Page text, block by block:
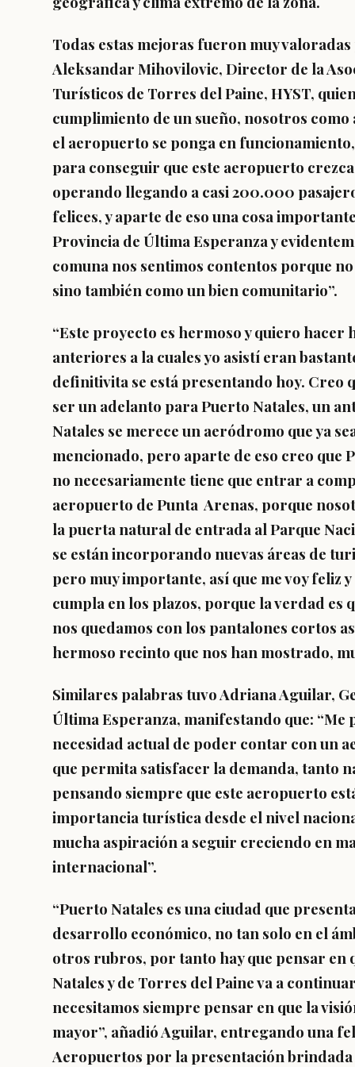
Todas estas mejoras fueron muy
Aleksandar Mihovilovic, Director de la
Turísticos de Torres del Paine, HYST,
cumplimiento de un sueño, nosotros
el aeropuerto se ponga en
para conseguir que este aeropuerto
operando llegando a casi 200.000
felices, y aparte de eso una cosa
Provincia de Última Esperanza y
comuna nos sentimos contentos porque
sino también como un bien comunitario”.
“Este proyecto es hermoso y quiero hacer
anteriores a la cuales yo asistí eran
definitivita se está presentando hoy. Creo
ser un adelanto para Puerto Natales, un
Natales se merece un aeródromo que ya
mencionado, pero aparte de eso creo que
no necesariamente tiene que entrar a
aeropuerto de Punta Arenas, porque
la puerta natural de entrada al Parque
se están incorporando nuevas áreas de
pero muy importante, así que me voy feliz
cumpla en los plazos, porque la verdad es
nos quedamos con los pantalones cortos
hermoso recinto que nos han mostrado,
Similares palabras tuvo Adriana Aguilar,
Última Esperanza, manifestando que: “Me
necesidad actual de poder contar con un
que permita satisfacer la demanda, tanto
pensando siempre que este aeropuerto
importancia turística desde el nivel
mucha aspiración a seguir creciendo en
internacional”.
“Puerto Natales es una ciudad que
desarrollo económico, no tan solo en el
otros rubros, por tanto hay que pensar
Natales y de Torres del Paine va a
necesitamos siempre pensar en que la
mayor”, añadió Aguilar, entregando una
Aeropuertos por la presentación